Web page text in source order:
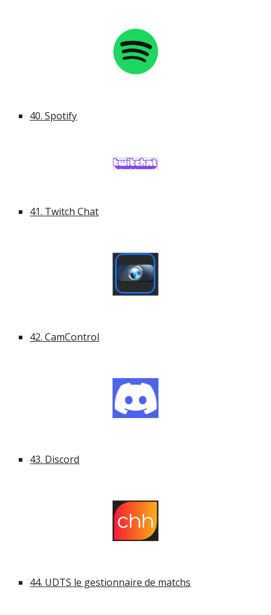
40. Spotify
41. Twitch Chat
42. CamControl
43. Discord
44. UDTS le gestionnaire de matchs